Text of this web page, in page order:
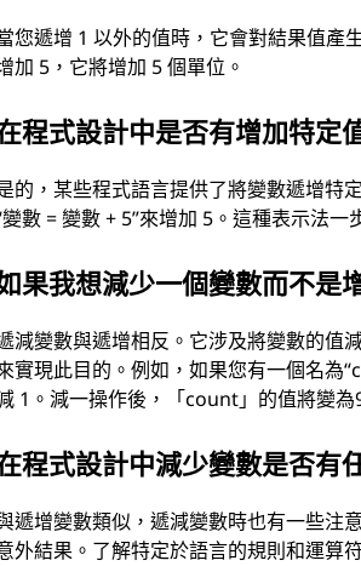
您遞增 1 以外的值時，它會對結果值產
加 5，它將增加 5 個單位。
程式設計中是否有增加特定
的，某些程式語言提供了將變數遞增特
變數 = 變數 + 5”來增加 5。這種表示法
果我想減少一個變數而不是
減變數與遞增相反。它涉及將變數的值
實現此目的。例如，如果您有一個名為
1。減一操作後，「count」的值將變為
程式設計中減少變數是否有
遞增變數類似，遞減變數時也有一些注
外結果。了解特定於語言的規則和運算